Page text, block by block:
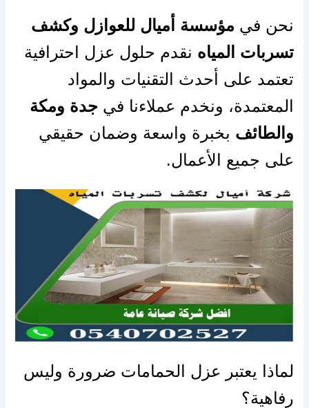
نحن في مؤسسة أميال للعوازل وكشف
تسربات المياه نقدم حلول عزل احترافية
تعتمد على أحدث التقنيات والمواد
المعتمدة، ونخدم عملاءنا في جدة ومكة
والطائف بخبرة واسعة وضمان حقيقي
على جميع الأعمال.
لماذا يعتبر عزل الحمامات ضرورة وليس
رفاهية؟